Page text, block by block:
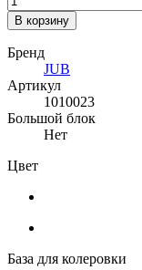
В корзину
Бренд
JUB
Артикул
1010023
Большой блок
Нет
Цвет
База для колеровки